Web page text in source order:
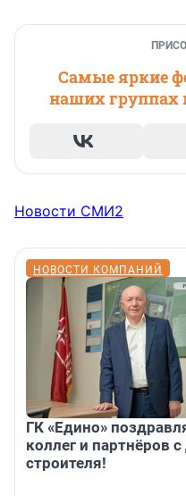
Самые яркие
наших группах
Новости СМИ2
НОВОСТИ КОМПАНИЙ
ГК «Едино»
коллег и партнёров
строителя!